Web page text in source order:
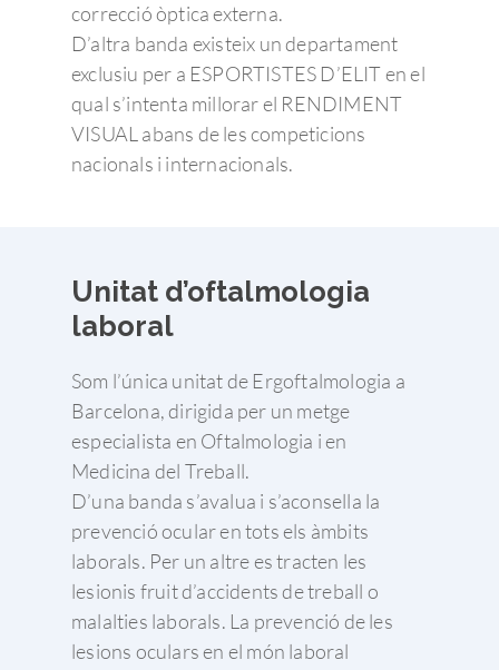
correcció òptica externa.
D’altra banda existeix un departament
exclusiu per a ESPORTISTES D’ELIT en el
qual s’intenta millorar el RENDIMENT
VISUAL abans de les competicions
nacionals i internacionals.
Unitat d’oftalmologia
laboral
Som l’única unitat de Ergoftalmologia a
Barcelona, dirigida per un metge
especialista en Oftalmologia i en
Medicina del Treball.
D’una banda s’avalua i s’aconsella la
prevenció ocular en tots els àmbits
laborals. Per un altre es tracten les
lesionis fruit d’accidents de treball o
malalties laborals. La prevenció de les
lesions oculars en el món laboral